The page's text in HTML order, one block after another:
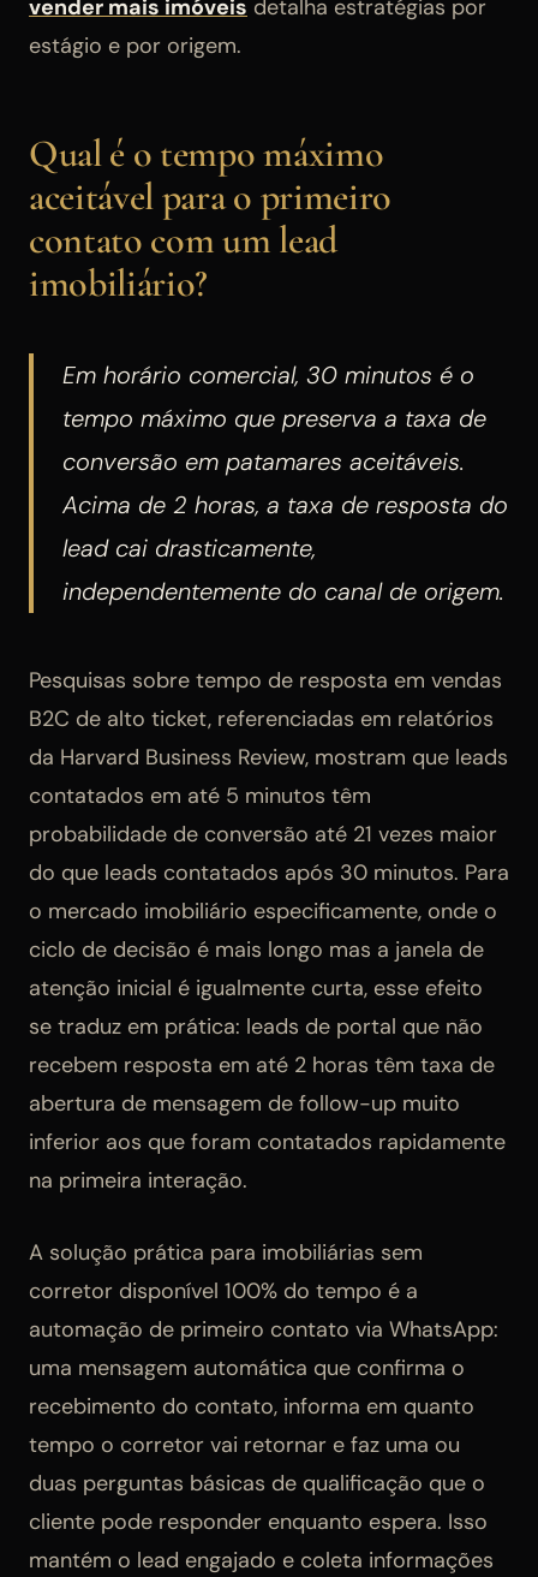
vender mais imóveis detalha estratégias por
estágio e por origem.
Qual é o tempo máximo
aceitável para o primeiro
contato com um lead
imobiliário?
Em horário comercial, 30 minutos é o
tempo máximo que preserva a taxa de
conversão em patamares aceitáveis.
Acima de 2 horas, a taxa de resposta do
lead cai drasticamente,
independentemente do canal de origem.
Pesquisas sobre tempo de resposta em vendas
B2C de alto ticket, referenciadas em relatórios
da Harvard Business Review, mostram que leads
contatados em até 5 minutos têm
probabilidade de conversão até 21 vezes maior
do que leads contatados após 30 minutos. Para
o mercado imobiliário especificamente, onde o
ciclo de decisão é mais longo mas a janela de
atenção inicial é igualmente curta, esse efeito
se traduz em prática: leads de portal que não
recebem resposta em até 2 horas têm taxa de
abertura de mensagem de follow-up muito
inferior aos que foram contatados rapidamente
na primeira interação.
A solução prática para imobiliárias sem
corretor disponível 100% do tempo é a
automação de primeiro contato via WhatsApp:
uma mensagem automática que confirma o
recebimento do contato, informa em quanto
tempo o corretor vai retornar e faz uma ou
duas perguntas básicas de qualificação que o
cliente pode responder enquanto espera. Isso
mantém o lead engajado e coleta informações